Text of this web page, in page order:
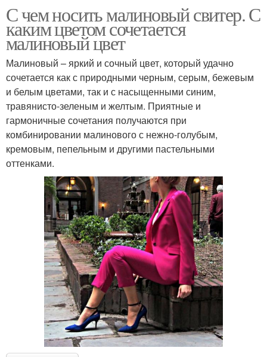
С чем носить малиновый свитер. С
каким цветом сочетается
малиновый цвет
Малиновый – яркий и сочный цвет, который удачно
сочетается как с природными черным, серым, бежевым
и белым цветами, так и с насыщенными синим,
травянисто-зеленым и желтым. Приятные и
гармоничные сочетания получаются при
комбинировании малинового с нежно-голубым,
кремовым, пепельным и другими пастельными
оттенками.